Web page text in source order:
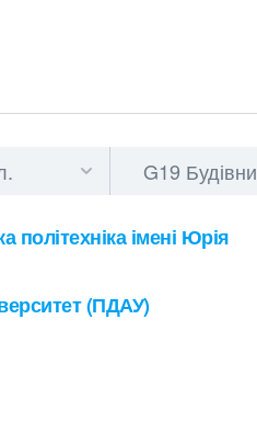
політехніка імені Юрія
(ПДАУ)